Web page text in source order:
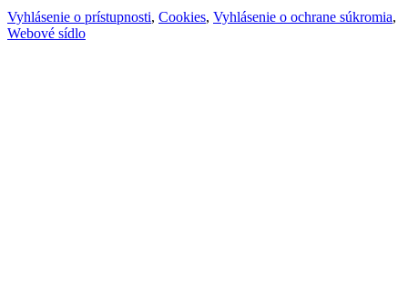
Vyhlásenie o prístupnosti, Cookies, Vyhlásenie o ochrane súkromia,
Webové sídlo